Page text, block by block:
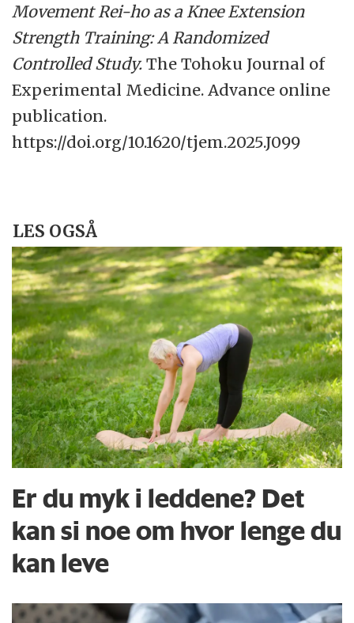
Movement Rei-ho as a Knee Extension
Strength Training: A Randomized
Controlled Study. The Tohoku Journal of
Experimental Medicine. Advance online
publication.
https://doi.org/10.1620/tjem.2025.J099
LES OGSÅ
Er du myk i leddene? Det
kan si noe om hvor lenge du
kan leve